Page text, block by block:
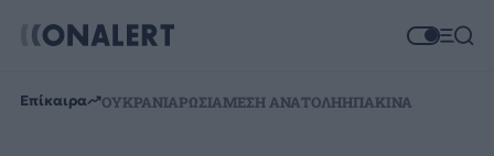
Επίκαιρα ΟΥΚΡΑΝΙΑΡΩΣΙΑΜΕΣΗ ΑΝΑΤΟΛΗΗΠΑΚΙΝΑ